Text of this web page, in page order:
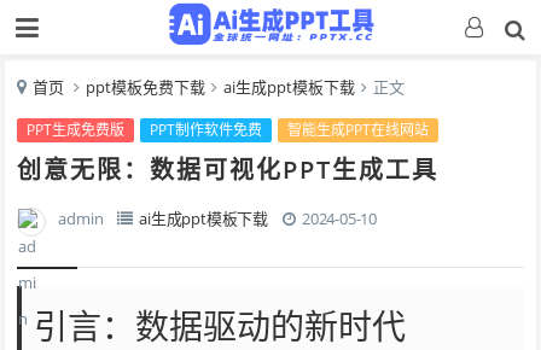
首页 ppt模板免费下载 ai生成ppt模板下载 正文
PPT生成免费版 PPT制作软件免费 智能生成PPT在线网站
创意无限：数据可视化PPT生成工具
admin ai生成ppt模板下载 2024-05-10
引言：数据驱动的新时代